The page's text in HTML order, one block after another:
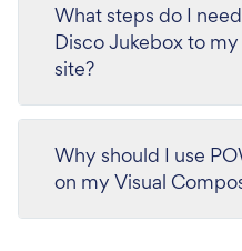
What steps do I
Disco Jukebox to
site?
Why should I use
on my Visual